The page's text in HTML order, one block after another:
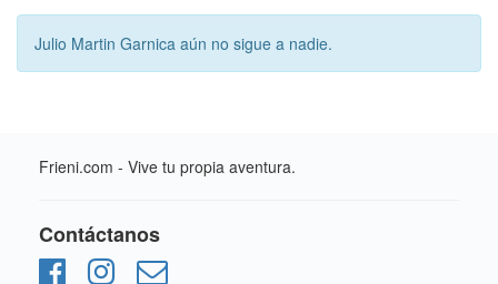
Julio Martin Garnica aún no sigue a nadie.
Frieni.com - Vive tu propia aventura.
Contáctanos